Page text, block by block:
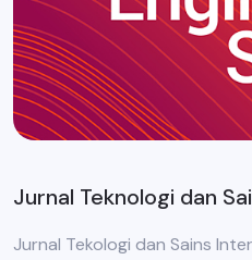
Jurnal Teknologi dan
Jurnal Tekologi dan Sains